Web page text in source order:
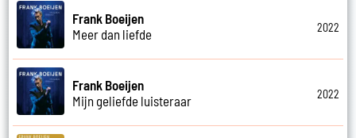
Frank Boeijen
Meer dan liefde
2022
Frank Boeijen
Mijn geliefde luisteraar
2022